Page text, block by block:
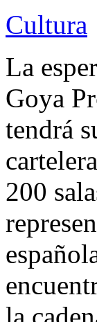
Cultura
La
Goya
tendrá
200